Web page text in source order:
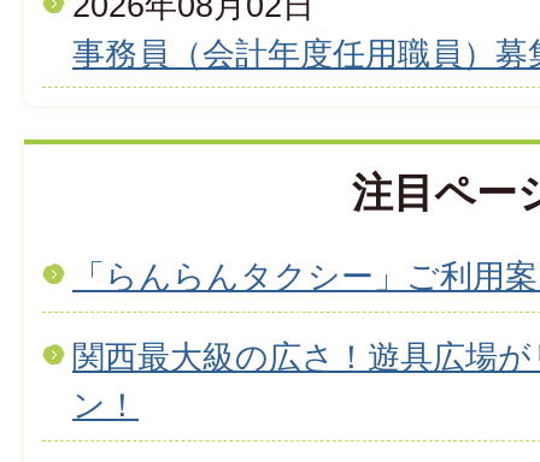
事務員（会計年度任用職員）募
注目ペー
「らんらんタクシー」ご利用
関西最大級の広さ！遊具広場
ン！